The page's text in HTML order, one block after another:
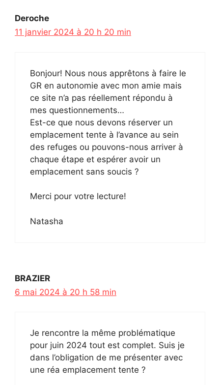
Deroche
11 janvier 2024 à 20 h 20 min
Bonjour! Nous nous apprêtons à faire le
GR en autonomie avec mon amie mais
ce site n’a pas réellement répondu à
mes questionnements…
Est-ce que nous devons réserver un
emplacement tente à l’avance au sein
des refuges ou pouvons-nous arriver à
chaque étape et espérer avoir un
emplacement sans soucis ?
Merci pour votre lecture!
Natasha
BRAZIER
6 mai 2024 à 20 h 58 min
Je rencontre la même problématique
pour juin 2024 tout est complet. Suis je
dans l’obligation de me présenter avec
une réa emplacement tente ?